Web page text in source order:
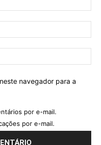
navegador para a
por e-mail.
por e-mail.